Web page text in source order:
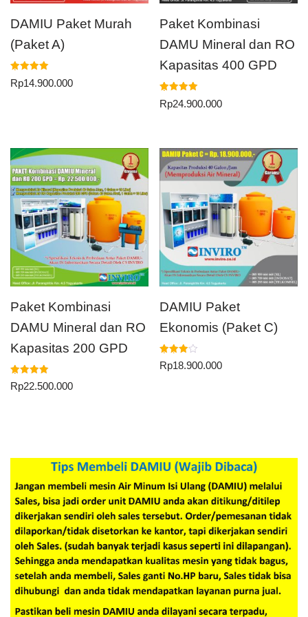
DAMIU Paket Murah
(Paket A)
Dinilai
5.00
Rp14.900.000
Paket Kombinasi
DAMU Mineral dan RO
Kapasitas 400 GPD
Dinilai
5.00
Rp24.900.000
Paket Kombinasi
DAMU Mineral dan RO
Kapasitas 200 GPD
Dinilai
5.00
Rp22.500.000
DAMIU Paket
Ekonomis (Paket C)
Dinilai
4.00
Rp18.900.000